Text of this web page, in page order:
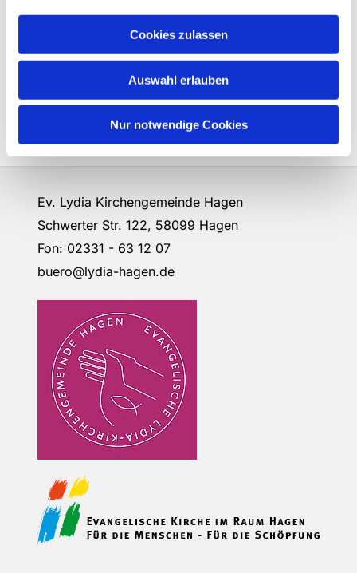
Cookies zulassen
Auswahl erlauben
Nur notwendige Cookies
Ev. Lydia Kirchengemeinde Hagen
Schwerter Str. 122, 58099 Hagen
Fon: 02331 - 63 12 07
buero@lydia-hagen.de